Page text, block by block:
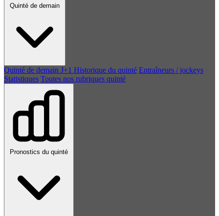
Quinté de demain
Quinté de demain J+1 Historique du quinté Entraîneurs / jockeys
Statistiques Toutes nos rubriques quinté
Pronostics du quinté